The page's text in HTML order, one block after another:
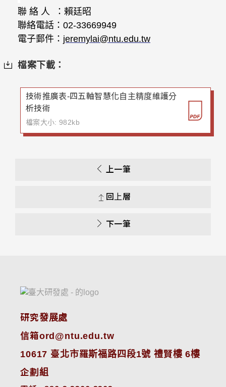
聯 絡 人
：賴廷昭
聯絡電話： 02-33669949
電子郵件： jeremylai@ntu.edu.tw
檔案下載：
技術推廣表-四五軸智慧化自主精度維護分
析技術
檔案大小: 982kb
上一筆
回上層
下一筆
研究發展處
信箱ord@ntu.edu.tw
10617 臺北市羅斯福路四段1號 禮賢樓 6樓
企劃組